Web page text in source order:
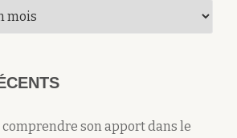
son apport dans le